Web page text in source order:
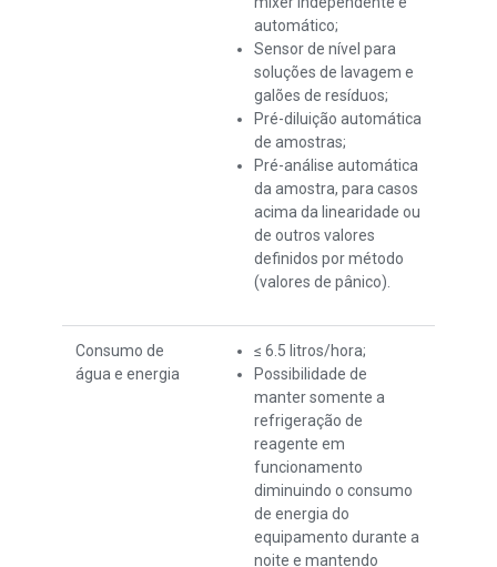
automático;
Sensor de nível para
soluções de lavagem e
galões de resíduos;
Pré-diluição automática
de amostras;
Pré-análise automática
da amostra, para casos
acima da linearidade ou
de outros valores
definidos por método
(valores de pânico).
Consumo de
água e energia
≤ 6.5 litros/hora;
Possibilidade de
manter somente a
refrigeração de
reagente em
funcionamento
diminuindo o consumo
de energia do
equipamento durante a
noite e mantendo